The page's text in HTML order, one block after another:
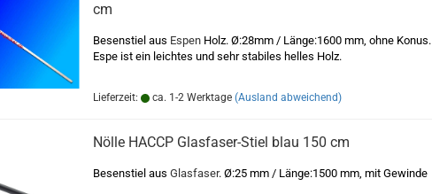
cm
Besenstiel aus Espen Holz. Ø:28mm / Länge:1600 mm, ohne Konus.
Espe ist ein leichtes und sehr stabiles helles Holz.
Lieferzeit: ca. 1-2 Werktage (Ausland abweichend)
Nölle HACCP Glasfaser-Stiel blau 150 cm
Besenstiel aus Glasfaser. Ø:25 mm / Länge:1500 mm, mit Gewinde